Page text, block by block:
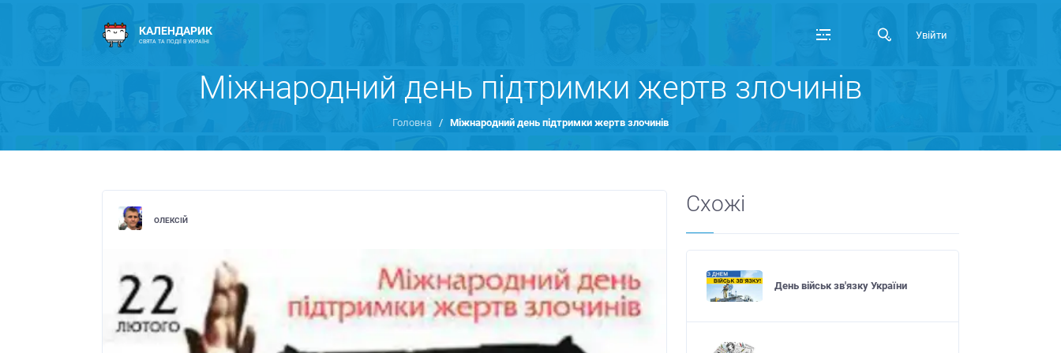
КАЛЕНДАРИК
СВЯТА ТА ПОДІЇ В УКРАЇНІ
Увійти
Міжнародний день підтримки жертв злочинів
Головна / Міжнародний день підтримки жертв злочинів
ОЛЕКСІЙ
Схожі
День військ зв'язку України